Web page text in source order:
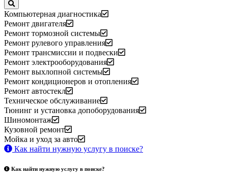
Компьютерная диагностика
Ремонт двигателя
Ремонт тормозной системы
Ремонт рулевого управления
Ремонт трансмиссии и подвески
Ремонт электрооборудования
Ремонт выхлопной системы
Ремонт кондиционеров и отопления
Ремонт автостекл
Техническое обслуживание
Тюнинг и установка допоборудования
Шиномонтаж
Кузовной ремонт
Мойка и уход за авто
Как найти нужную услугу в поиске?
Как найти нужную услугу в поиске?